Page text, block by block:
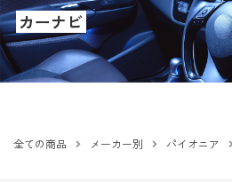
カーナビ
全ての商品 メーカー別 パイオニア